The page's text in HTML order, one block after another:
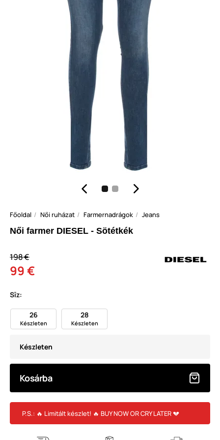
Főoldal Női ruházat Farmernadrágok Jeans
Női farmer DIESEL - Sötétkék
198 €
99 €
Sīz:
26
Készleten
28
Készleten
Készleten
Kosárba
P.S.: 🔥 Limitált készlet! 🔥 BUY NOW OR CRY LATER 💔